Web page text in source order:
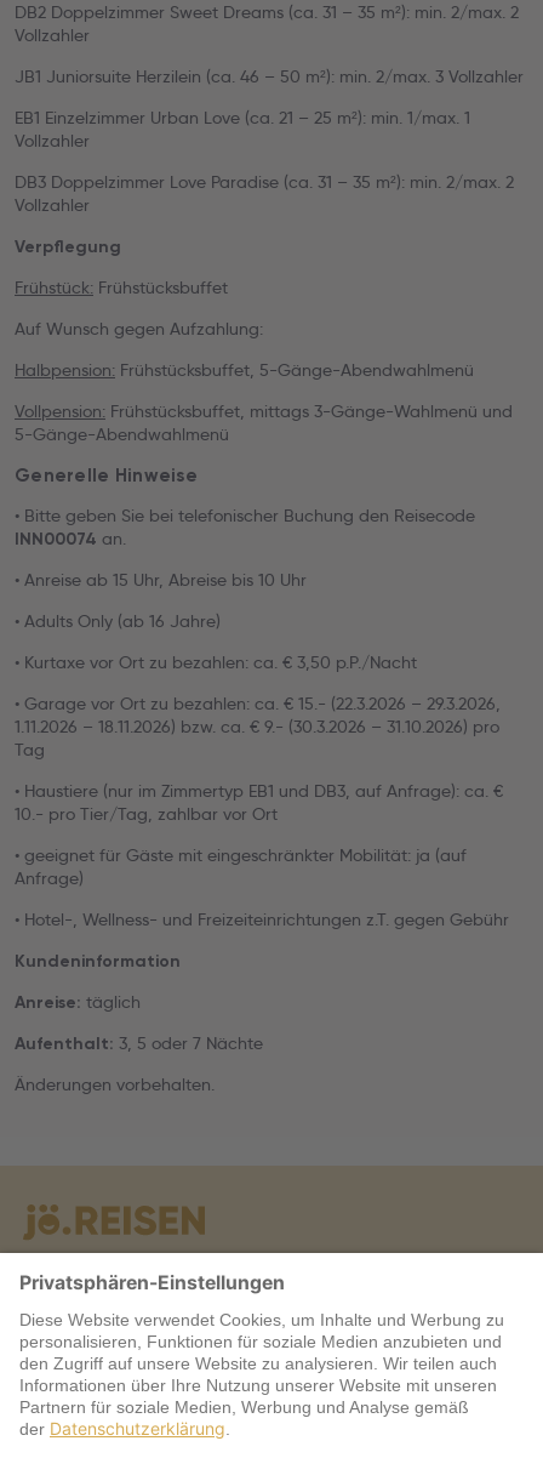
DB2 Doppelzimmer Sweet Dreams (ca. 31 – 35 m²): min. 2/max. 2
Vollzahler
JB1 Juniorsuite Herzilein (ca. 46 – 50 m²): min. 2/max. 3 Vollzahler
EB1 Einzelzimmer Urban Love (ca. 21 – 25 m²): min. 1/max. 1
Vollzahler
DB3 Doppelzimmer Love Paradise (ca. 31 – 35 m²): min. 2/max. 2
Vollzahler
Verpflegung
Frühstück: Frühstücksbuffet
Auf Wunsch gegen Aufzahlung:
Halbpension: Frühstücksbuffet, 5-Gänge-Abendwahlmenü
Vollpension: Frühstücksbuffet, mittags 3-Gänge-Wahlmenü und
5-Gänge-Abendwahlmenü
Generelle Hinweise
• Bitte geben Sie bei telefonischer Buchung den Reisecode
INN00074 an.
• Anreise ab 15 Uhr, Abreise bis 10 Uhr
• Adults Only (ab 16 Jahre)
• Kurtaxe vor Ort zu bezahlen: ca. € 3,50 p.P./Nacht
• Garage vor Ort zu bezahlen: ca. € 15.- (22.3.2026 – 29.3.2026,
1.11.2026 – 18.11.2026) bzw. ca. € 9.- (30.3.2026 – 31.10.2026) pro
Tag
• Haustiere (nur im Zimmertyp EB1 und DB3, auf Anfrage): ca. €
10.- pro Tier/Tag, zahlbar vor Ort
• geeignet für Gäste mit eingeschränkter Mobilität: ja (auf
Anfrage)
• Hotel-, Wellness- und Freizeiteinrichtungen z.T. gegen Gebühr
Kundeninformation
Anreise: täglich
Aufenthalt: 3, 5 oder 7 Nächte
Änderungen vorbehalten.
Warum jö?
Service